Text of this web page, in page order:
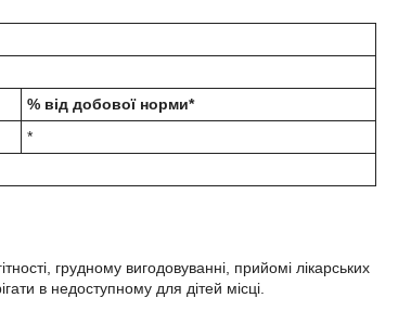
% від добової норми*
*
грудному вигодовуванні, прийомі лікарських
в недоступному для дітей місці.